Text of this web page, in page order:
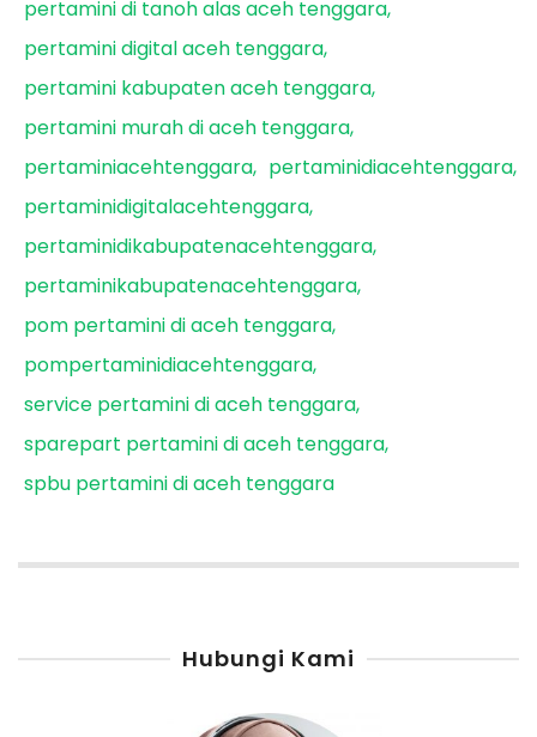
pertamini di tanoh alas aceh tenggara
pertamini digital aceh tenggara
pertamini kabupaten aceh tenggara
pertamini murah di aceh tenggara
pertaminiacehtenggara
pertaminidiacehtenggara
pertaminidigitalacehtenggara
pertaminidikabupatenacehtenggara
pertaminikabupatenacehtenggara
pom pertamini di aceh tenggara
pompertaminidiacehtenggara
service pertamini di aceh tenggara
sparepart pertamini di aceh tenggara
spbu pertamini di aceh tenggara
Hubungi Kami